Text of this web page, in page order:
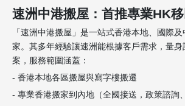
速洲中港搬屋：首推專業HK
「速洲中港搬屋」是一站式香港本地、國際
家。其多年經驗讓速洲能根據客戶需求，量
案，服務範圍涵蓋：
- 香港本地各區搬屋與寫字樓搬遷
- 專業香港搬家到內地（全國接送，政策諮詢